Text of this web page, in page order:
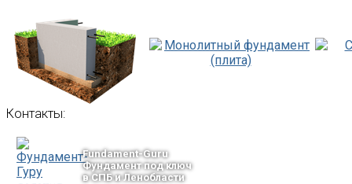
Контакты:
Fundament-Guru
Фундамент под ключ
в СПБ и Ленобласти